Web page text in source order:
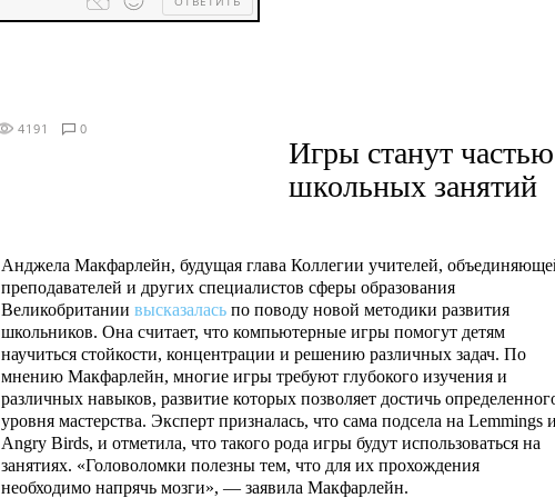
4191 0
Игры станут частью
школьных занятий
Анджела Макфарлейн, будущая глава Коллегии учителей,
преподавателей и других специалистов сферы образования
Великобритании высказалась по поводу новой методики развития
школьников. Она считает, что компьютерные игры помогут детям
научиться стойкости, концентрации и решению различных задач. По
мнению Макфарлейн, многие игры требуют глубокого изучения и
различных навыков, развитие которых позволяет достичь
уровня мастерства. Эксперт призналась, что сама подсела на Lemmings
Angry Birds, и отметила, что такого рода игры будут использоваться на
занятиях. «Головоломки полезны тем, что для их прохождения
необходимо напрячь мозги», — заявила Макфарлейн.